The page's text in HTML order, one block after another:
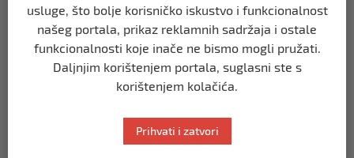
prije 10 mjeseci
SVIJET
Opsadno stanje u Münchenu, odjeknulo
nekoliko eksplozija: Ima žrtava,
prije 10 mjeseci
usluge, što bolje korisničko iskustvo i funkcionalnost
našeg portala, prikaz reklamnih sadržaja i ostale
funkcionalnosti koje inače ne bismo mogli pružati.
Daljnjim korištenjem portala, suglasni ste s
korištenjem kolačića.
Prihvati i zatvori